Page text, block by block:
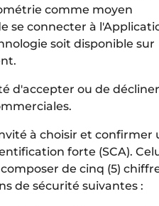
comme moyen
se connecter à
soit disponible sur
d'accepter ou de décliner
à choisir et confirmer
forte (SCA).
de cinq (5)
de sécurité suivantes :